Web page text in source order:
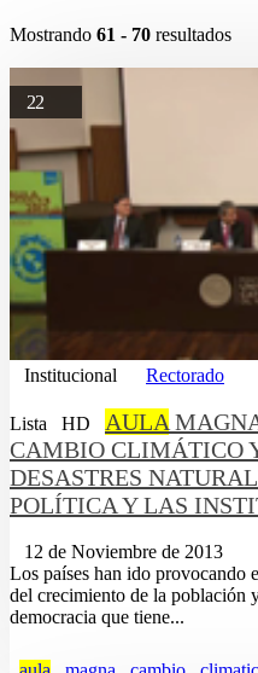
Mostrando 61 - 70 resultados
22
Institucional Rectorado
Lista HD AULA
CAMBIO CLIMÁTICO
DESASTRES
POLÍTICA Y LAS
12 de Noviembre de 2013
Los países han ido provocando
del crecimiento de la población
democracia que tiene...